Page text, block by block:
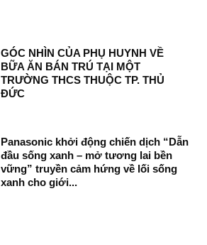
GÓC NHÌN CỦA PHỤ HUYNH VỀ
BỮA ĂN BÁN TRÚ TẠI MỘT
TRƯỜNG THCS THUỘC TP. THỦ
ĐỨC
Panasonic khởi động chiến dịch “Dẫn
đầu sống xanh – mở tương lai bền
vững” truyền cảm hứng về lối sống
xanh cho giới...